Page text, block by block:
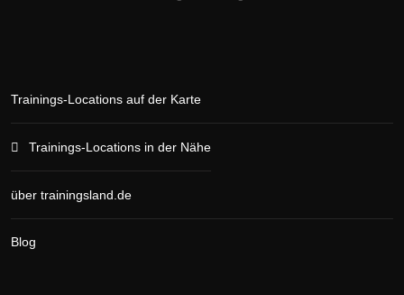
Trainings-Locations auf der Karte
Trainings-Locations in der Nähe
über trainingsland.de
Blog